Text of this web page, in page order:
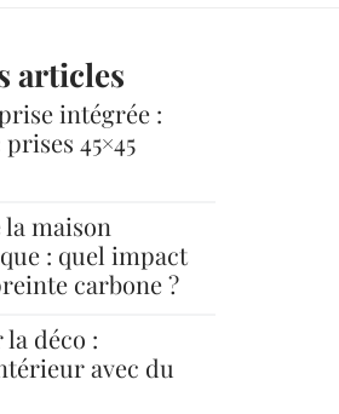
articles
intégrée :
45×45
maison
: quel impact
carbone ?
déco :
avec du